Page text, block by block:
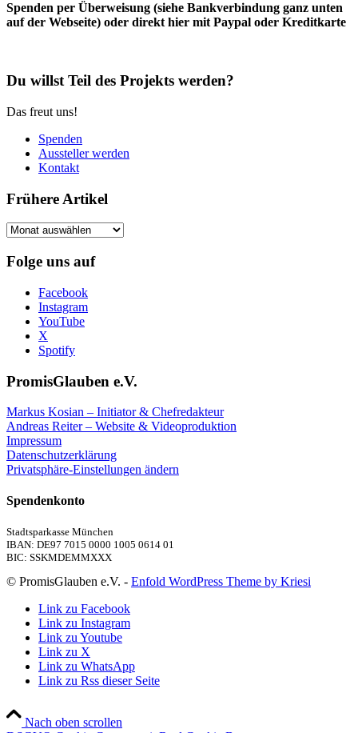
Spenden per Überweisung (siehe Bankverbindung ganz unten
auf der Webseite) oder direkt hier mit Paypal oder Kreditkarte
Du willst Teil des Projekts werden?
Das freut uns!
Spenden
Aussteller werden
Kontakt
Frühere Artikel
Frühere
Folge uns auf
Facebook
Instagram
YouTube
X
Spotify
PromisGlauben e.V.
Markus Kosian – Initiator & Chefredakteur
Andreas Reiter – Website & Videoproduktion
Impressum
Datenschutzerklärung
Privatsphäre-Einstellungen ändern
Spendenkonto
Stadtsparkasse München
IBAN: DE97 7015 0000 1005 0614 01
BIC: SSKMDEMMXXX
© PromisGlauben e.V. - Enfold WordPress Theme by Kriesi
Link zu Facebook
Link zu Instagram
Link zu Youtube
Link zu X
Link zu WhatsApp
Link zu Rss dieser Seite
Nach oben scrollen